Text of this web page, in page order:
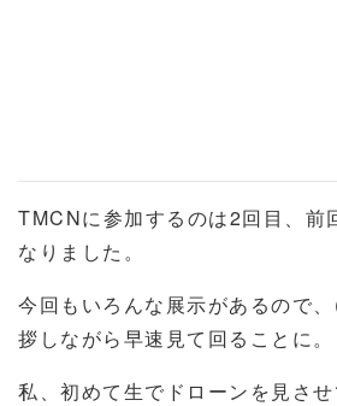
TMCNに参加するのは2回目、前
なりました。
今回もいろんな展示があるので
拶しながら早速見て回ることに。
私、初めて生でドローンを見さ